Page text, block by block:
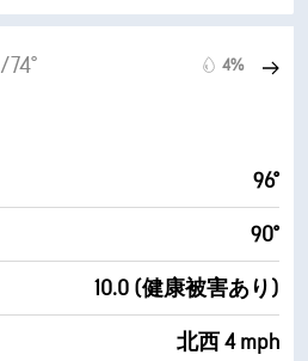
/74° 4%
96°
90°
10.0 (健康被害あり)
北西 4 mph